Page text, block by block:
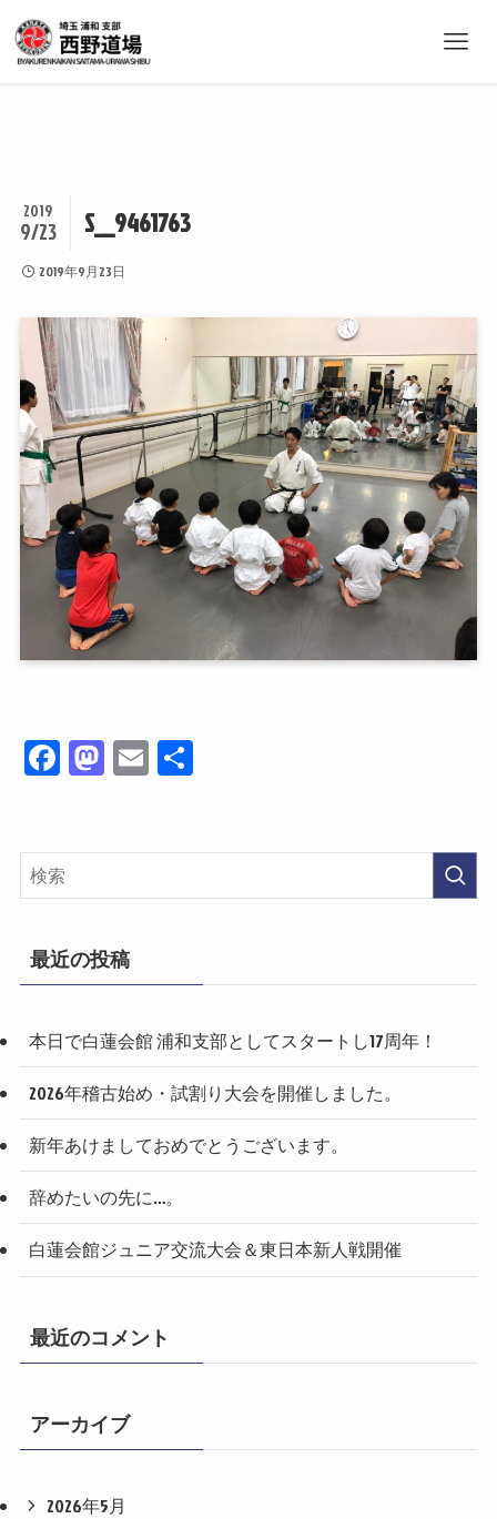
S__9461763
2019
9/23
2019年9月23日
Fa
ce
ok
M
as
do
n
E
m
共
最近の投稿
本日で白蓮会館 浦和支部としてスタートし17周年！
2026年稽古始め・試割り大会を開催しました。
新年あけましておめでとうございます。
辞めたいの先に…。
白蓮会館ジュニア交流大会＆東日本新人戦開催
最近のコメント
アーカイブ
2026年5月